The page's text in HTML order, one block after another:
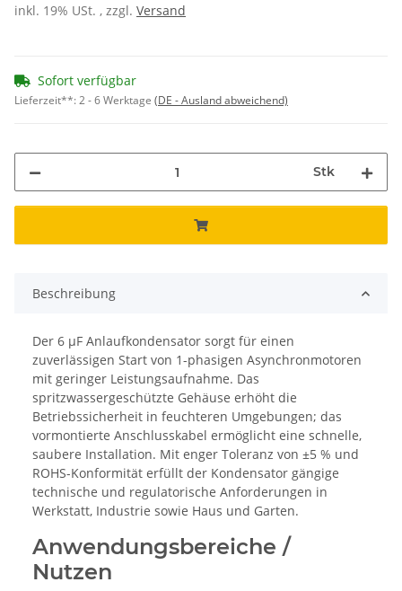
inkl. 19% USt. , zzgl. Versand
Sofort verfügbar
Lieferzeit**:2 - 6 Werktage (DE - Ausland abweichend)
Stk
Beschreibung
Der 6 µF Anlaufkondensator sorgt für einen
zuverlässigen Start von 1-phasigen Asynchronmotoren
mit geringer Leistungsaufnahme. Das
spritzwassergeschützte Gehäuse erhöht die
Betriebssicherheit in feuchteren Umgebungen; das
vormontierte Anschlusskabel ermöglicht eine schnelle,
saubere Installation. Mit enger Toleranz von ±5 % und
ROHS-Konformität erfüllt der Kondensator gängige
technische und regulatorische Anforderungen in
Werkstatt, Industrie sowie Haus und Garten.
Anwendungsbereiche /
Nutzen